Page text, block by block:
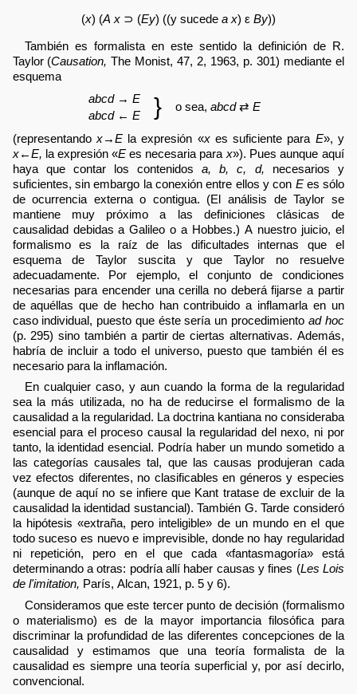
(x) (A x ⊃ (Ey) ((y sucede a x) ε By))
También es formalista en este sentido la definición de R.
Taylor (Causation, The Monist, 47, 2, 1963, p. 301) mediante el
esquema
abcd→ E } o sea, abcd⇄ E
abcd← E
(representando x→Ela expresión «xes suficiente para E», y
x←E, la expresión «Ees necesaria para x»). Pues aunque aquí
haya que contar los contenidos a, b, c, d, necesarios y
suficientes, sin embargo la conexión entre ellos y con Ees sólo
de ocurrencia externa o contigua. (El análisis de Taylor se
mantiene muy próximo a las definiciones clásicas de
causalidad debidas a Galileo o a Hobbes.) A nuestro juicio, el
formalismo es la raíz de las dificultades internas que el
esquema de Taylor suscita y que Taylor no resuelve
adecuadamente. Por ejemplo, el conjunto de condiciones
necesarias para encender una cerilla no deberá fijarse a partir
de aquéllas que de hecho han contribuido a inflamarla en un
caso individual, puesto que éste sería un procedimiento ad hoc
(p. 295) sino también a partir de ciertas alternativas. Además,
habría de incluir a todo el universo, puesto que también él es
necesario para la inflamación.
En cualquier caso, y aun cuando la forma de la regularidad
sea la más utilizada, no ha de reducirse el formalismo de la
causalidad a la regularidad. La doctrina kantiana no consideraba
esencial para el proceso causal la regularidad del nexo, ni por
tanto, la identidad esencial. Podría haber un mundo sometido a
las categorías causales tal, que las causas produjeran cada
vez efectos diferentes, no clasificables en géneros y especies
(aunque de aquí no se infiere que Kant tratase de excluir de la
causalidad la identidad sustancial). También G. Tarde consideró
la hipótesis «extraña, pero inteligible» de un mundo en el que
todo suceso es nuevo e imprevisible, donde no hay regularidad
ni repetición, pero en el que cada «fantasmagoría» está
determinando a otras: podría allí haber causas y fines (Les Lois
de l'imitation, París, Alcan, 1921, p. 5 y 6).
Consideramos que este tercer punto de decisión (formalismo
o materialismo) es de la mayor importancia filosófica para
discriminar la profundidad de las diferentes concepciones de la
causalidad y estimamos que una teoría formalista de la
causalidad es siempre una teoría superficial y, por así decirlo,
convencional.